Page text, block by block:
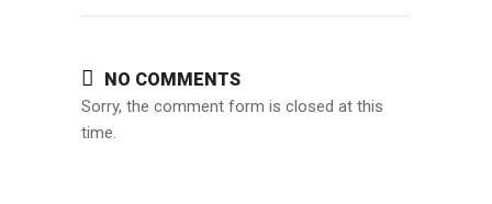
NO COMMENTS
Sorry, the comment form is closed at this
time.